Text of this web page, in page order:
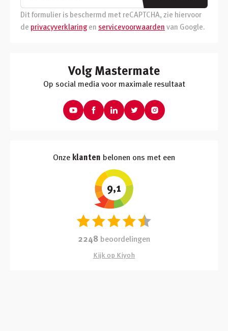
Dit formulier is beschermd met reCAPTCHA, zie hiervoor
de privacyverklaringen servicevoorwaardenvan Google.
Volg Mastermate
Op social media voor maximale resultaat
Onze klanten belonen ons met een
9,1
2248 beoordelingen
Kijk op Kiyoh